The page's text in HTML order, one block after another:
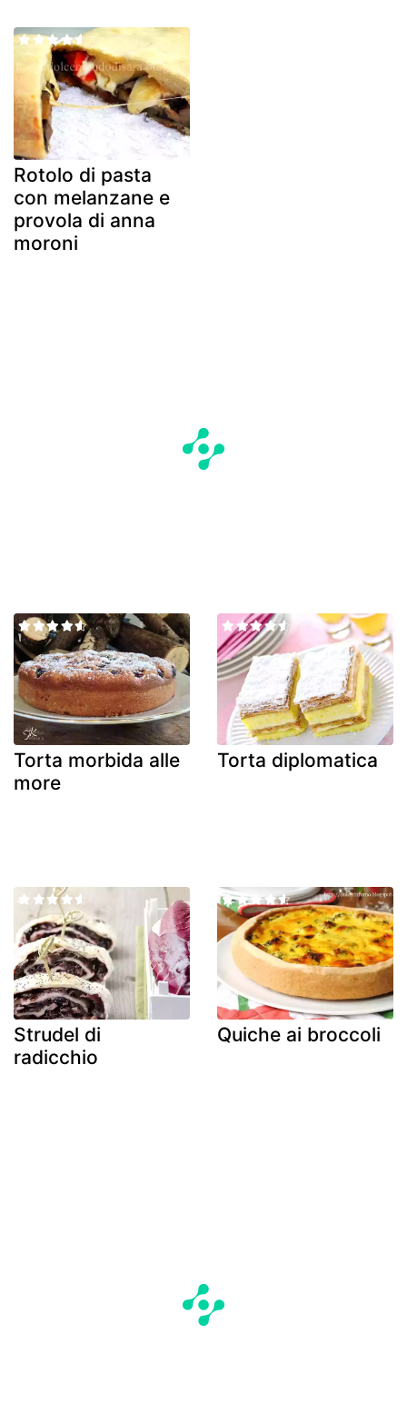
Rotolo di pasta
con melanzane e
provola di anna
moroni
Torta morbida alle
more
Torta diplomatica
Strudel di
radicchio
Quiche ai broccoli